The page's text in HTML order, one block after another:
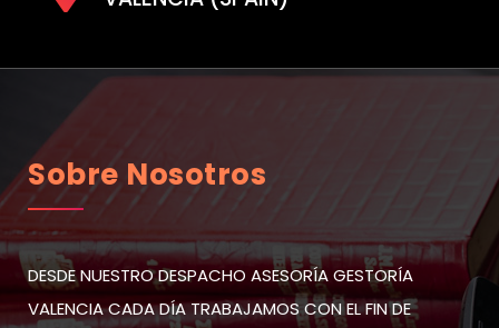
Sobre Nosotros
DESDE NUESTRO DESPACHO ASESORÍA GESTORÍA
VALENCIA CADA DÍA TRABAJAMOS CON EL FIN DE